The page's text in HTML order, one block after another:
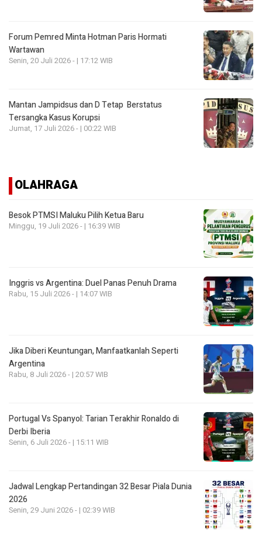
Forum Pemred Minta Hotman Paris Hormati
Wartawan
Senin, 20 Juli 2026 - | 17:12 WIB
Mantan Jampidsus dan D Tetap Berstatus
Tersangka Kasus Korupsi
Jumat, 17 Juli 2026 - | 00:22 WIB
OLAHRAGA
Besok PTMSI Maluku Pilih Ketua Baru
Minggu, 19 Juli 2026 - | 16:39 WIB
Inggris vs Argentina: Duel Panas Penuh Drama
Rabu, 15 Juli 2026 - | 14:07 WIB
Jika Diberi Keuntungan, Manfaatkanlah Seperti
Argentina
Rabu, 8 Juli 2026 - | 20:57 WIB
Portugal Vs Spanyol: Tarian Terakhir Ronaldo di
Derbi Iberia
Senin, 6 Juli 2026 - | 15:11 WIB
Jadwal Lengkap Pertandingan 32 Besar Piala Dunia
2026
Senin, 29 Juni 2026 - | 02:39 WIB